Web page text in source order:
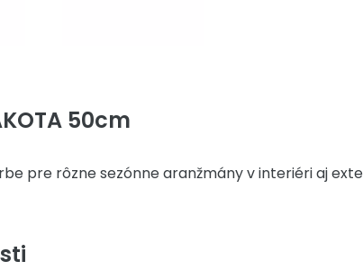
50cm
pre rôzne sezónne aranžmány v interiéri aj